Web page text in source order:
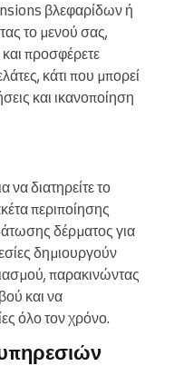
βλεφαρίδων ή
το μενού σας,
προσφέρετε
κάτι που μπορεί
και ικανοποίηση
να διατηρείτε το
περιποίησης
δέρματος για
δημιουργούν
παρακινώντας
και να
όλο τον χρόνο.